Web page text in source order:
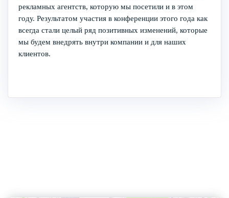
рекламных агентств, которую мы посетили и в этом
году. Результатом участия в конференции этого года как
всегда стали целый ряд позитивных изменений, которые
мы будем внедрять внутри компании и для наших
клиентов.